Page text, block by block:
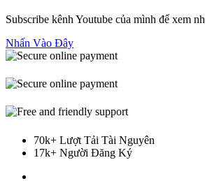
Subscribe kênh Youtube của mình để xem
Nhấn Vào Đây
70k+ Lượt Tải Tài Nguyên
17k+ Người Đăng Ký